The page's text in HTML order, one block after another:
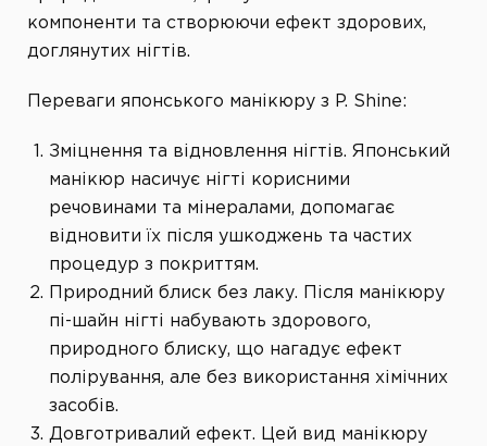
компоненти та створюючи ефект здорових,
доглянутих нігтів.
Переваги японського манікюру з P. Shine:
Зміцнення та відновлення нігтів. Японський
манікюр насичує нігті корисними
речовинами та мінералами, допомагає
відновити їх після ушкоджень та частих
процедур з покриттям.
Природний блиск без лаку. Після манікюру
пі-шайн нігті набувають здорового,
природного блиску, що нагадує ефект
полірування, але без використання хімічних
засобів.
Довготривалий ефект. Цей вид манікюру